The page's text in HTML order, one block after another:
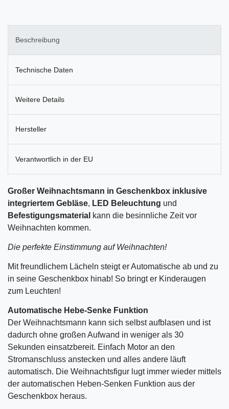
Beschreibung
Technische Daten
Weitere Details
Hersteller
Verantwortlich in der EU
Großer Weihnachtsmann in Geschenkbox inklusive
integriertem Gebläse, LED Beleuchtung und
Befestigungsmaterial kann die besinnliche Zeit vor
Weihnachten kommen.
Die perfekte Einstimmung auf Weihnachten!
Mit freundlichem Lächeln steigt er Automatische ab und zu
in seine Geschenkbox hinab! So bringt er Kinderaugen
zum Leuchten!
Automatische Hebe-Senke Funktion
Der Weihnachtsmann kann sich selbst aufblasen und ist
dadurch ohne großen Aufwand in weniger als 30
Sekunden einsatzbereit. Einfach Motor an den
Stromanschluss anstecken und alles andere läuft
automatisch. Die Weihnachtsfigur lugt immer wieder mittels
der automatischen Heben-Senken Funktion aus der
Geschenkbox heraus.